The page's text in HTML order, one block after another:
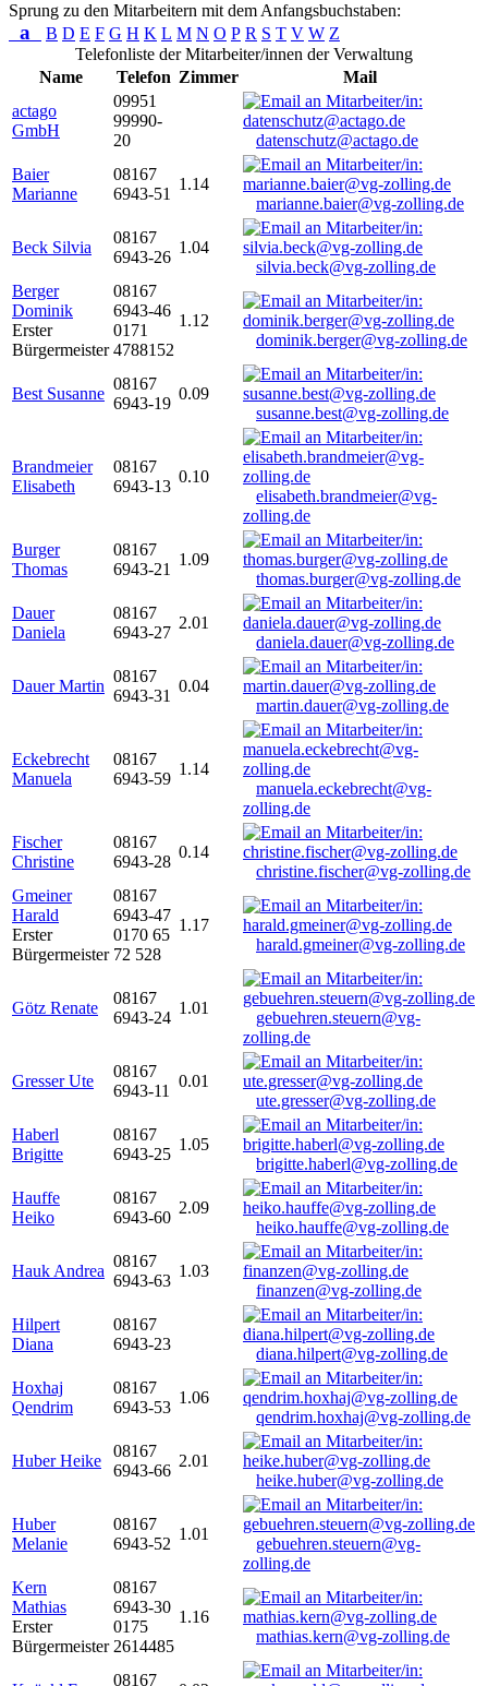
Sprung zu den Mitarbeitern mit dem Anfangsbuchstaben:
a B D E F G H K L M N O P R S T V W Z
Telefonliste der Mitarbeiter/innen der Verwaltung
Name
Telefon Zimmer
Mail
actago
GmbH
09951
99990-
20
datenschutz@actago.de
Baier
Marianne
08167
6943-51
1.14
marianne.baier@vg-zolling.de
Beck Silvia
08167
6943-26
1.04
silvia.beck@vg-zolling.de
Berger
Dominik
Erster
Bürgermeister
08167
6943-46
0171
4788152
1.12
dominik.berger@vg-zolling.de
Best Susanne
08167
6943-19
0.09
susanne.best@vg-zolling.de
Brandmeier
Elisabeth
08167
6943-13
0.10
elisabeth.brandmeier@vg-
zolling.de
Burger
Thomas
08167
6943-21
1.09
thomas.burger@vg-zolling.de
Dauer
Daniela
08167
6943-27
2.01
daniela.dauer@vg-zolling.de
Dauer Martin
08167
6943-31
0.04
martin.dauer@vg-zolling.de
Eckebrecht
Manuela
08167
6943-59
1.14
manuela.eckebrecht@vg-
zolling.de
Fischer
Christine
08167
6943-28
0.14
christine.fischer@vg-zolling.de
Gmeiner
Harald
Erster
Bürgermeister
08167
6943-47
0170 65
72 528
1.17
harald.gmeiner@vg-zolling.de
Götz Renate
08167
6943-24
1.01
gebuehren.steuern@vg-
zolling.de
Gresser Ute
08167
6943-11
0.01
ute.gresser@vg-zolling.de
Haberl
Brigitte
08167
6943-25
1.05
brigitte.haberl@vg-zolling.de
Hauffe
Heiko
08167
6943-60
2.09
heiko.hauffe@vg-zolling.de
Hauk Andrea
08167
6943-63
1.03
finanzen@vg-zolling.de
Hilpert
Diana
08167
6943-23
diana.hilpert@vg-zolling.de
Hoxhaj
Qendrim
08167
6943-53
1.06
qendrim.hoxhaj@vg-zolling.de
Huber Heike
08167
6943-66
2.01
heike.huber@vg-zolling.de
Huber
Melanie
08167
6943-52
1.01
gebuehren.steuern@vg-
zolling.de
Kern
Mathias
Erster
Bürgermeister
08167
6943-30
0175
2614485
1.16
mathias.kern@vg-zolling.de
08167